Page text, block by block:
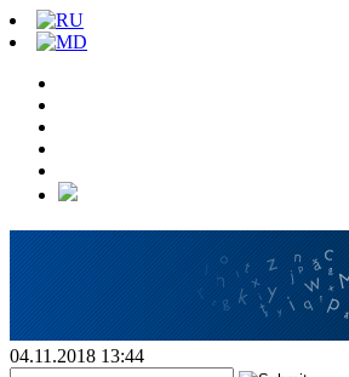
04.11.2018 13:44